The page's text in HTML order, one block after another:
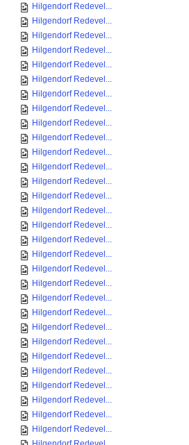
Hilgendorf Redevel...
Hilgendorf Redevel...
Hilgendorf Redevel...
Hilgendorf Redevel...
Hilgendorf Redevel...
Hilgendorf Redevel...
Hilgendorf Redevel...
Hilgendorf Redevel...
Hilgendorf Redevel...
Hilgendorf Redevel...
Hilgendorf Redevel...
Hilgendorf Redevel...
Hilgendorf Redevel...
Hilgendorf Redevel...
Hilgendorf Redevel...
Hilgendorf Redevel...
Hilgendorf Redevel...
Hilgendorf Redevel...
Hilgendorf Redevel...
Hilgendorf Redevel...
Hilgendorf Redevel...
Hilgendorf Redevel...
Hilgendorf Redevel...
Hilgendorf Redevel...
Hilgendorf Redevel...
Hilgendorf Redevel...
Hilgendorf Redevel...
Hilgendorf Redevel...
Hilgendorf Redevel...
Hilgendorf Redevel...